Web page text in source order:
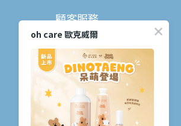
顧客服務
常見問題
購物流程
退換貨政策
條款與細則
oh care 歐克威爾